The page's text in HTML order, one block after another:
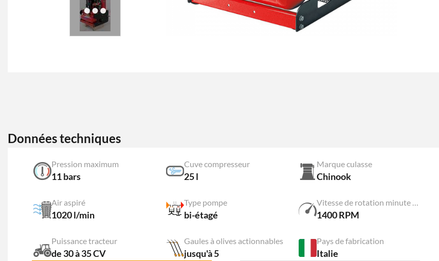
Données techniques
Pression maximum
11 bars
Cuve compresseur
25 l
Marque culasse
Chinook
Air aspiré
1020 l/min
Type pompe
bi-étagé
Vitesse de rotation minute tête de compression
1400 RPM
Puissance tracteur
de 30 à 35 CV
Gaules à olives actionnables
jusqu'à 5
Pays de fabrication
Italie